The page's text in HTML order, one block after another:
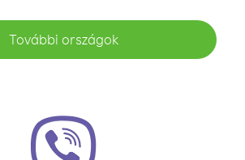
További országok